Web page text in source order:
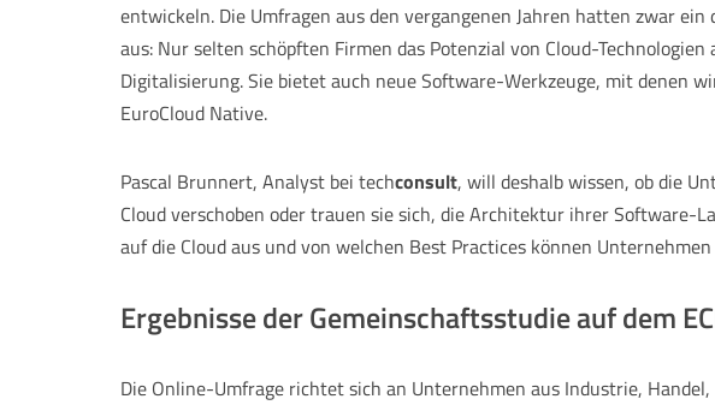
entwickeln. Die Umfragen aus den vergangenen Jahren hatten zwar
aus: Nur selten schöpften Firmen das Potenzial von Cloud-
Digitalisierung. Sie bietet auch neue Software-Werkzeuge, mit denen
EuroCloud Native.
Pascal Brunnert, Analyst bei techconsult, will deshalb wissen, ob die
Cloud verschoben oder trauen sie sich, die Architektur ihrer Software-
auf die Cloud aus und von welchen Best Practices können
Ergebnisse der Gemeinschaftsstudie auf dem
Die Online-Umfrage richtet sich an Unternehmen aus Industrie,